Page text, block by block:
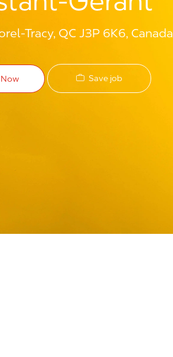
Tracy, QC J3P 6K6, Canada
Save job